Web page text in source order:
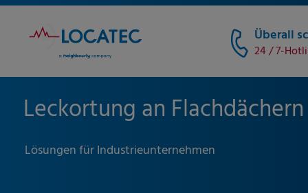
Überall
24 / 7-
Leckortung an Flachdächern
Lösungen für Industrieunternehmen